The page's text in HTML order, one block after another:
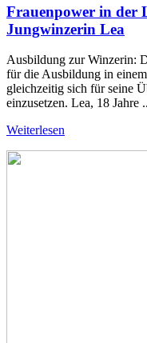
Frauenpower in der
Jungwinzerin Lea
Ausbildung zur Winzerin:
für die Ausbildung in
gleichzeitig sich für seine
einzusetzen. Lea, 18 Jahre
Weiterlesen